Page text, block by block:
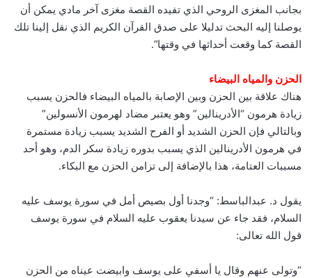
بجانب المغزى الروحي الذي تفيده القصة مغزى آخر مادي يمكن أن
يوصلنا إليه البحث تدليلا على صدق القرآن الكريم الذي نقل إلينا تلك
القصة كما وقعت أحداثها في وقتها”.
الحزن والمياه البيضاء
هناك علاقة بين الحزن وبين الإصابة بالمياه البيضاء فالحزن يسبب
زيادة هرمون “الأدرينالين” وهو يعتبر مضاد لهرمون الأنسولين”
وبالتالي فإن الحزن الشديد أو الفرح الشديد يسبب زيادة مستمرة
في هرمون الأدرينالين الذي يسبب بدوره زيادة سكر الدم، وهو أحد
مسببات العتامة، هذا بالإضافة إلى تزامن الحزن مع البكاء.
يقول د. عبدالباسط: “وجدنا أول بصيص أمل في سورة يوسف عليه
السلام، فقد جاء عن سيدنا يعقوب عليه السلام في سورة يوسف
قول الله تعالى:
“وتولى عنهم وقال يا أسفي على يوسف وابيضت عيناه من الحزن